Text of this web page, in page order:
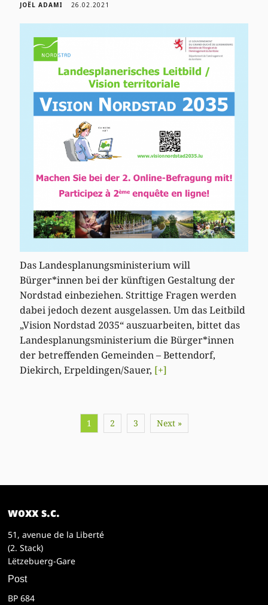
JOËL ADAMI 26.02.2021
Das Landesplanungsministerium will
Bürger*innen bei der künftigen Gestaltung der
Nordstad einbeziehen. Strittige Fragen werden
dabei jedoch dezent ausgelassen. Um das Leitbild
„Vision Nordstad 2035“ auszuarbeiten, bittet das
Landesplanungsministerium die Bürger*innen
der betreffenden Gemeinden – Bettendorf,
Diekirch, Erpeldingen/Sauer, [+]
1 2 3 Next »
woxx s.c.
51, avenue de la Liberté
(2. Stack)
Lëtzebuerg-Gare
Post
BP 684